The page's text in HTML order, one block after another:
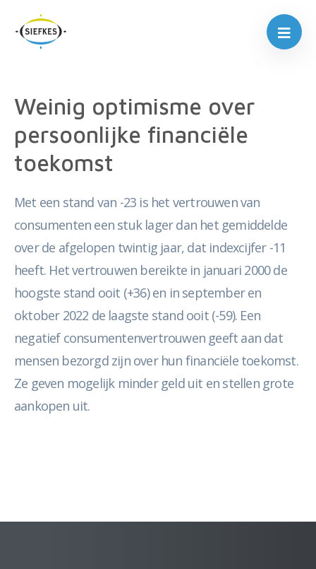
Weinig optimisme over
persoonlijke financiële
toekomst
Met een stand van -23 is het vertrouwen van
consumenten een stuk lager dan het gemiddelde
over de afgelopen twintig jaar, dat indexcijfer -11
heeft. Het vertrouwen bereikte in januari 2000 de
hoogste stand ooit (+36) en in september en
oktober 2022 de laagste stand ooit (-59). Een
negatief consumentenvertrouwen geeft aan dat
mensen bezorgd zijn over hun financiële toekomst.
Ze geven mogelijk minder geld uit en stellen grote
aankopen uit.